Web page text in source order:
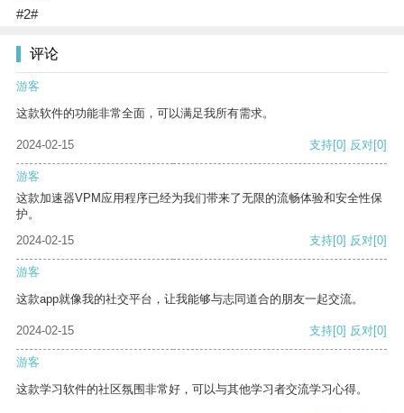
#2#
评论
游客
这款软件的功能非常全面，可以满足我所有需求。
2024-02-15 支持[0] 反对[0]
游客
这款加速器VPM应用程序已经为我们带来了无限的流畅体验和安全性保
护。
2024-02-15
支持[0] 反对[0]
游客
这款app就像我的社交平台，让我能够与志同道合的朋友一起交流。
2024-02-15 支持[0] 反对[0]
游客
这款学习软件的社区氛围非常好，可以与其他学习者交流学习心得。